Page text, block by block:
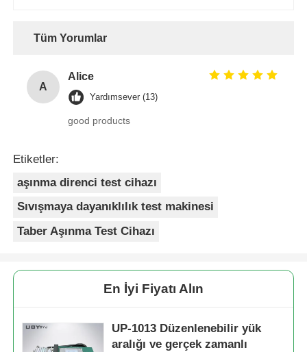
Tüm Yorumlar
A
Alice
Yardımsever (13)
good products
Etiketler:
aşınma direnci test cihazı
Sıvışmaya dayanıklılık test makinesi
Taber Aşınma Test Cihazı
En İyi Fiyatı Alın
UP-1013 Düzenlenebilir yük
aralığı ve gerçek zamanlı